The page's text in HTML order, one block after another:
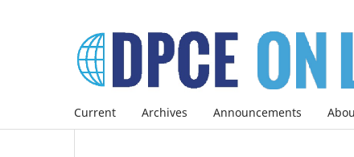
Current Archives Announcements